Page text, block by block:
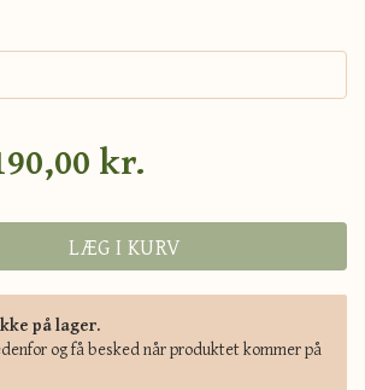
kr.
LÆG I KURV
på lager.
og få besked når produktet kommer på